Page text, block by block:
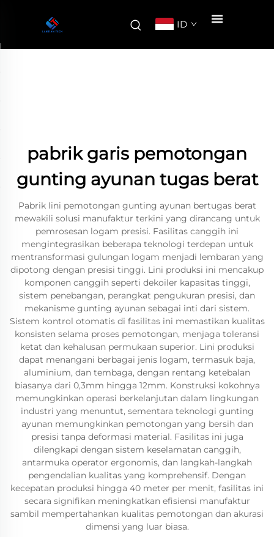
ID
pabrik garis pemotongan
gunting ayunan tugas berat
Pabrik lini pemotongan gunting ayunan bertugas berat
mewakili solusi manufaktur terkini yang dirancang untuk
pemrosesan logam presisi. Fasilitas canggih ini
mengintegrasikan beberapa teknologi terdepan untuk
mentransformasi gulungan logam menjadi lembaran yang
dipotong dengan presisi tinggi. Lini produksi ini mencakup
komponen canggih seperti dekoiler kapasitas tinggi,
sistem penebangan, perangkat pengukuran presisi, dan
mekanisme gunting ayunan sebagai inti dari sistem.
Sistem kontrol otomatis di fasilitas ini memastikan kualitas
konsisten selama proses pemotongan, menjaga toleransi
ketat dan kehalusan permukaan superior. Lini produksi
dapat menangani berbagai jenis logam, termasuk baja,
aluminium, dan tembaga, dengan rentang ketebalan
biasanya dari 0,3mm hingga 12mm. Konstruksi kokohnya
memungkinkan operasi berkelanjutan dalam lingkungan
industri yang menuntut, sementara teknologi gunting
ayunan memungkinkan pemotongan yang bersih dan
presisi tanpa deformasi material. Fasilitas ini juga
dilengkapi dengan sistem keselamatan canggih,
antarmuka operator ergonomis, dan langkah-langkah
pengendalian kualitas yang komprehensif. Dengan
kecepatan produksi hingga 40 meter per menit, fasilitas ini
secara signifikan meningkatkan efisiensi manufaktur
sambil mempertahankan kualitas pemotongan dan akurasi
dimensi yang luar biasa.